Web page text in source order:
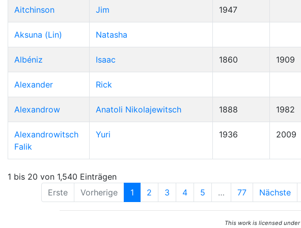
Aitchinson Jim 1947
Aksuna (Lin) Natasha
Albéniz Isaac 1860 1909
Alexander Rick
Alexandrow Anatoli Nikolajewitsch 1888 1982
Alexandrowitsch
Falik
Yuri 1936 2009
1 bis 20 von 1,540 Einträgen
Erste
Vorherige 1 2 3 4 5 … 77 Nächste
This work is licensed under